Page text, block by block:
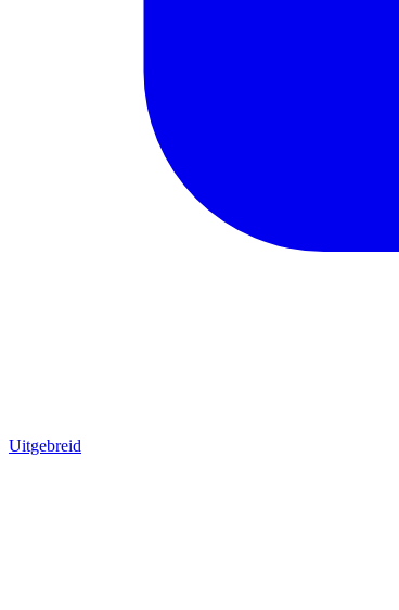
Uitgebreid